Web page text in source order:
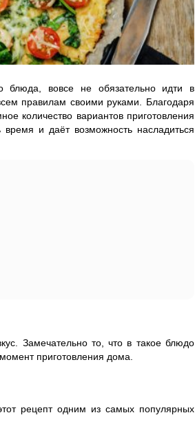
блюда, вовсе не обязательно идти в
правилам своими руками. Благодаря
количество вариантов приготовления
и даёт возможность насладиться
Замечательно то, что в такое блюдо
приготовления дома.
рецепт одним из самых популярных